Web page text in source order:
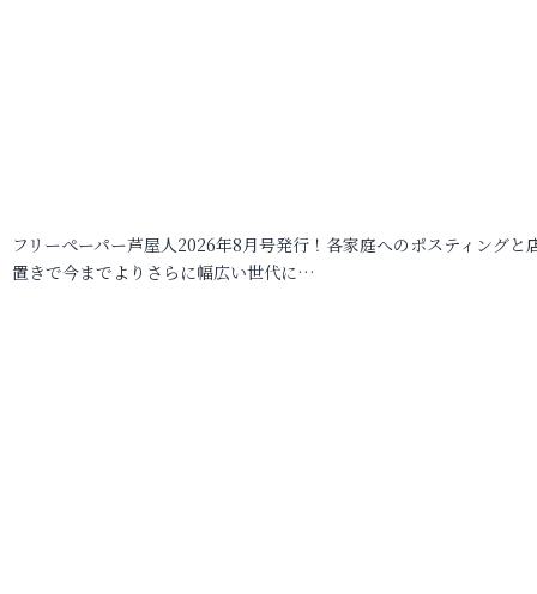
フリーペーパー芦屋人2026年8月号発行！各家庭へのポスティングと
置きで今までよりさらに幅広い世代に…